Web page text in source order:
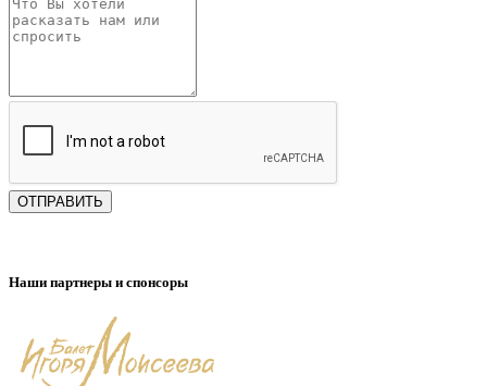
ОТПРАВИТЬ
Наши партнеры и спонсоры